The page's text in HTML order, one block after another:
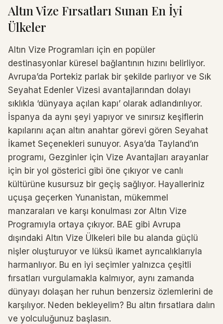
Altın Vize Fırsatları Sunan En İyi
Ülkeler
Altın Vize Programları için en popüler
destinasyonlar küresel bağlantının hızını belirliyor.
Avrupa’da Portekiz parlak bir şekilde parlıyor ve Sık
Seyahat Edenler Vizesi avantajlarından dolayı
sıklıkla ‘dünyaya açılan kapı’ olarak adlandırılıyor.
İspanya da aynı şeyi yapıyor ve sınırsız keşiflerin
kapılarını açan altın anahtar görevi gören Seyahat
İkamet Seçenekleri sunuyor. Asya’da Tayland’ın
programı, Gezginler için Vize Avantajları arayanlar
için bir yol gösterici gibi öne çıkıyor ve canlı
kültürüne kusursuz bir geçiş sağlıyor. Hayalleriniz
uçuşa geçerken Yunanistan, mükemmel
manzaraları ve karşı konulması zor Altın Vize
Programıyla ortaya çıkıyor. BAE gibi Avrupa
dışındaki Altın Vize Ülkeleri bile bu alanda güçlü
nişler oluşturuyor ve lüksü ikamet ayrıcalıklarıyla
harmanlıyor. Bu en iyi seçimler yalnızca çeşitli
fırsatları vurgulamakla kalmıyor, aynı zamanda
dünyayı dolaşan her ruhun benzersiz özlemlerini de
karşılıyor. Neden bekleyelim? Bu altın fırsatlara dalın
ve yolculuğunuz başlasın.